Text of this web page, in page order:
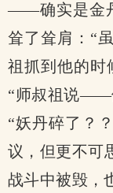
——确实是金
耸了耸肩：“
祖抓到他的时
“师叔祖说——
“妖丹碎了？
议，但更不可
战斗中被毁，